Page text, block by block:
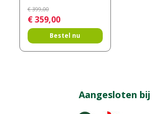
€ 399,00
€ 359,00
Bestel nu
Aangesloten bij